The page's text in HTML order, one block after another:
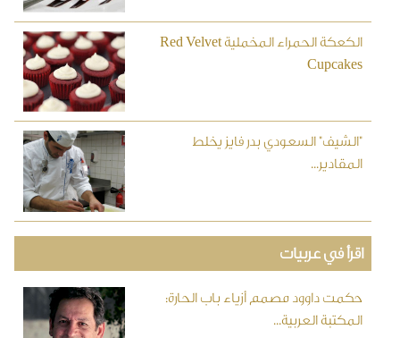
الكعكة الحمراء المخملية Red Velvet
Cupcakes
"الشيف" السعودي بدر فايز يخلط
المقادير...
اقرأ في عربيات
حكمت داوود مصمم أزياء باب الحارة:
المكتبة العربية...